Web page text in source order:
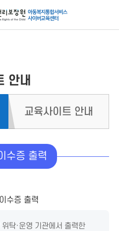
상 아동권리보장원 아동복지통합
안내
교육사이트 안내
수증 출력
수증 출력
탁·운영 기관에서 출력한